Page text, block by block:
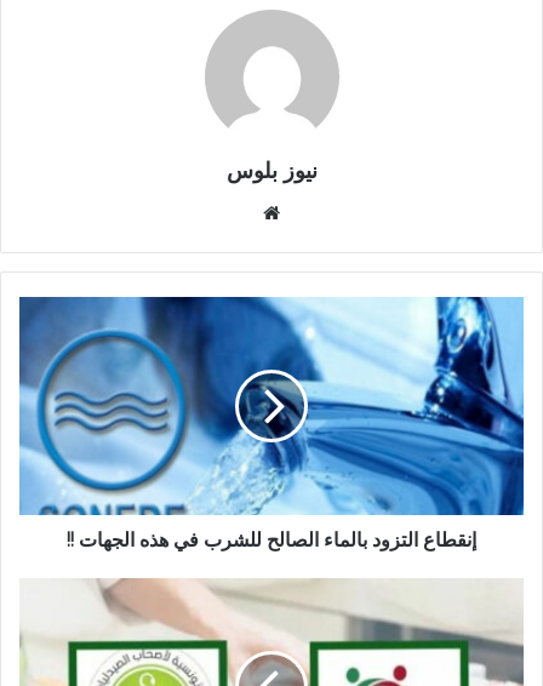
نيوز بلوس
إنقطاع التزود بالماء الصالح للشرب في هذه الجهات !!